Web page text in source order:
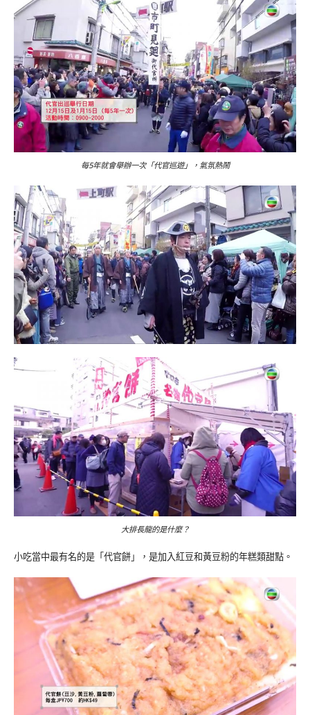
每5年就會舉辦一次「代官巡遊」，氣氛熱鬧
大排長龍的是什麼？
小吃當中最有名的是「代官餅」，是加入紅豆和黃豆粉的年糕類甜點。